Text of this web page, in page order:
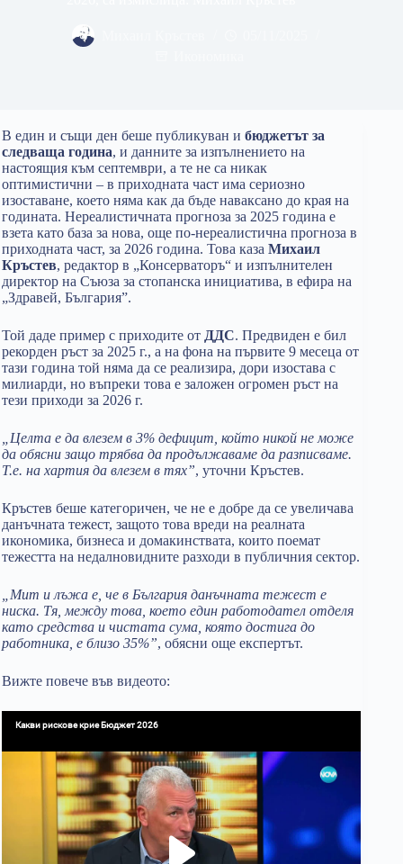
В един и същи ден беше публикуван и бюджетът за
следваща година, и данните за изпълнението на
настоящия към септември, а те не са никак
оптимистични – в приходната част има сериозно
изоставане, което няма как да бъде наваксано до края на
годината. Нереалистичната прогноза за 2025 година е
взета като база за нова, още по-нереалистична прогноза в
приходната част, за 2026 година. Това каза Михаил
Кръстев, редактор в „Консерваторъ“ и изпълнителен
директор на Съюза за стопанска инициатива, в ефира на
„Здравей, България”.
Той даде пример с приходите от ДДС. Предвиден е бил
рекорден ръст за 2025 г., а на фона на първите 9 месеца от
тази година той няма да се реализира, дори изостава с
милиарди, но въпреки това е заложен огромен ръст на
тези приходи за 2026 г.
„Целта е да влезем в 3% дефицит, който никой не може
да обясни защо трябва да продължаваме да разписваме.
Т.е. на хартия да влезем в тях”, уточни Кръстев.
Кръстев беше категоричен, че не е добре да се увеличава
данъчната тежест, защото това вреди на реалната
икономика, бизнеса и домакинствата, които поемат
тежестта на недалновидните разходи в публичния сектор.
„Мит и лъжа е, че в България данъчната тежест е
ниска. Тя, между това, което един работодател отделя
като средства и чистата сума, която достига до
работника, е близо 35%”, обясни още експертът.
Вижте повече във видеото: